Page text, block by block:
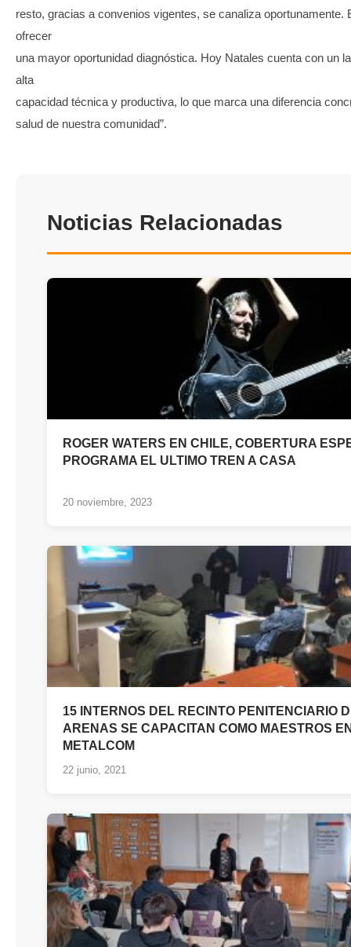
resto, gracias a convenios vigentes, se canaliza oportunamente.
ofrecer
una mayor oportunidad diagnóstica. Hoy Natales cuenta con un
alta
capacidad técnica y productiva, lo que marca una diferencia
salud de nuestra comunidad”.
Noticias Relacionadas
ROGER WATERS EN CHILE, COBERTURA
PROGRAMA EL ULTIMO TREN
20 noviembre, 2023
15 INTERNOS DEL RECINTO PENITENCIARIO
ARENAS SE CAPACITAN COMO MAESTROS
METALCOM
22 junio, 2021